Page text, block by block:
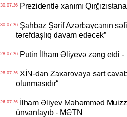
30.07.26Prezidentlə xanımı
30.07.26Şahbaz Şərif Azərbaycanın
tərəfdaşlıq davam edəcək”
28.07.26Putin İlham Əliyevə zəng etdi -
28.07.26XİN-dən Zaxarovaya sərt
olunmasıdır“
26.07.26İlham Əliyev Məhəmməd
ünvanlayıb - MƏTN